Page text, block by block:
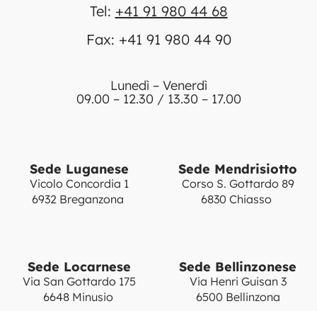
Tel: +41 91 980 44 68
Fax: +41 91 980 44 90
Lunedì – Venerdì
09.00 – 12.30 / 13.30 – 17.00
Sede Luganese
Vicolo Concordia 1
6932 Breganzona
Sede Mendrisiotto
Corso S. Gottardo 89
6830 Chiasso
Sede Locarnese
Via San Gottardo 175
6648 Minusio
Sede Bellinzonese
Via Henri Guisan 3
6500 Bellinzona